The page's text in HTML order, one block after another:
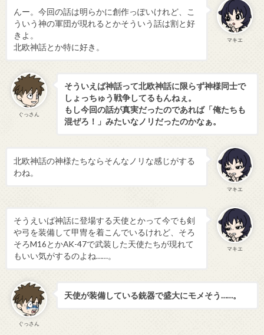
マキエ
んー。今回の話は明らかに創作っぽいけれど、こ
ういう神の軍団が現れるとかそういう話は割と好
きよ。
北欧神話とか特に好き。
ぐっさん
そういえば神話って北欧神話に限らず神様同士で
しょっちゅう戦争してるもんねぇ。
もし今回の話が真実だったのであれば「俺たちも
混ぜろ！」みたいなノリだったのかなぁ。
マキエ
北欧神話の神様たちならそんなノリな感じがする
わね。
マキエ
そうえいば神話に登場する天使とかって今でも剣
や弓を装備して甲冑を着こんでいるけれど、そろ
そろM16とかAK-47で武装した天使たちが現れて
もいい気がするのよね……。
ぐっさん
天使が装備している銃器で盛大にモメそう……。